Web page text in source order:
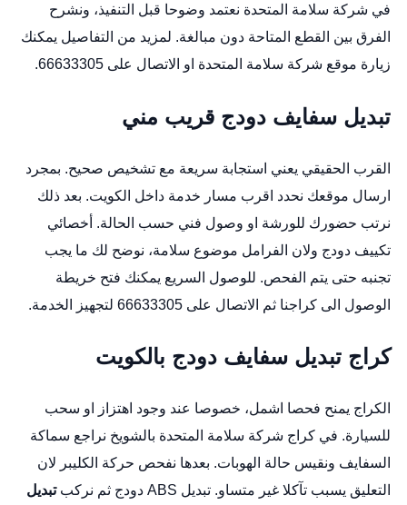
في شركة سلامة المتحدة نعتمد وضوحا قبل التنفيذ، ونشرح
الفرق بين القطع المتاحة دون مبالغة. لمزيد من التفاصيل يمكنك
زيارة موقع شركة سلامة المتحدة او الاتصال على 66633305.
تبديل سفايف دودج قريب مني
القرب الحقيقي يعني استجابة سريعة مع تشخيص صحيح. بمجرد
ارسال موقعك نحدد اقرب مسار خدمة داخل الكويت. بعد ذلك
نرتب حضورك للورشة او وصول فني حسب الحالة. أخصائي
تكييف دودج ولان الفرامل موضوع سلامة، نوضح لك ما يجب
تجنبه حتى يتم الفحص. للوصول السريع يمكنك فتح خريطة
الوصول الى كراجنا ثم الاتصال على 66633305 لتجهيز الخدمة.
كراج تبديل سفايف دودج بالكويت
الكراج يمنح فحصا اشمل، خصوصا عند وجود اهتزاز او سحب
للسيارة. في كراج شركة سلامة المتحدة بالشويخ نراجع سماكة
السفايف ونقيس حالة الهوبات. بعدها نفحص حركة الكليبر لان
التعليق يسبب تآكلا غير متساو. تبديل ABS دودج ثم نركبتبديل